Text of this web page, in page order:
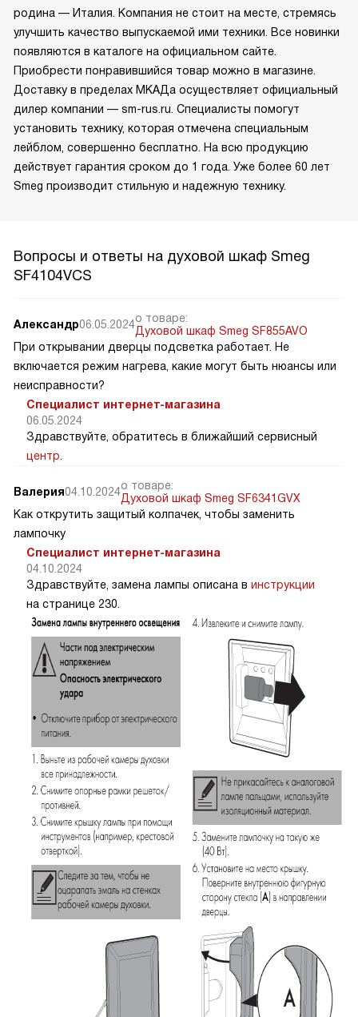
родина — Италия. Компания не стоит на месте, стремясь
улучшить качество выпускаемой ими техники. Все новинки
появляются в каталоге на официальном сайте.
Приобрести понравившийся товар можно в магазине.
Доставку в пределах МКАДа осуществляет официальный
дилер компании — sm-rus.ru. Специалисты помогут
установить технику, которая отмечена специальным
лейблом, совершенно бесплатно. На всю продукцию
действует гарантия сроком до 1 года. Уже более 60 лет
Smeg производит стильную и надежную технику.
Вопросы и ответы на духовой шкаф Smeg
SF4104VCS
Александр06.05.2024о товаре:
Духовой шкаф Smeg SF855AVO
При открывании дверцы подсветка работает. Не
включается режим нагрева, какие могут быть нюансы или
неисправности?
Специалист интернет-магазина
06.05.2024
Здравствуйте, обратитесь в ближайший сервисный
центр
Валерия04.10.2024о товаре:
Духовой шкаф Smeg SF6341GVX
Как открутить защитый колпачек, чтобы заменить
лампочку
Специалист интернет-магазина
04.10.2024
Здравствуйте, замена лампы описана в инструкции
на странице 230.